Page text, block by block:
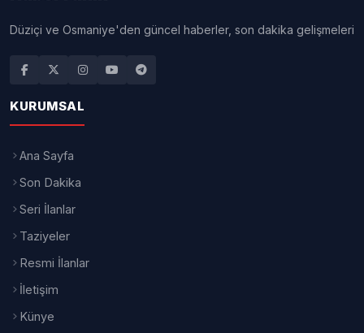
ermesiyle birlikte KYK yurtlarından
güvence bedelinin (depozito) iade
sürecini yakından takip ediyor. Özellikle
mezun olan veya yurt çıkış işlemlerini
tamamlayan binlerce öğrenci,
ödemelerin hesaplara ne zaman
aktarılacağını araştırıyor.